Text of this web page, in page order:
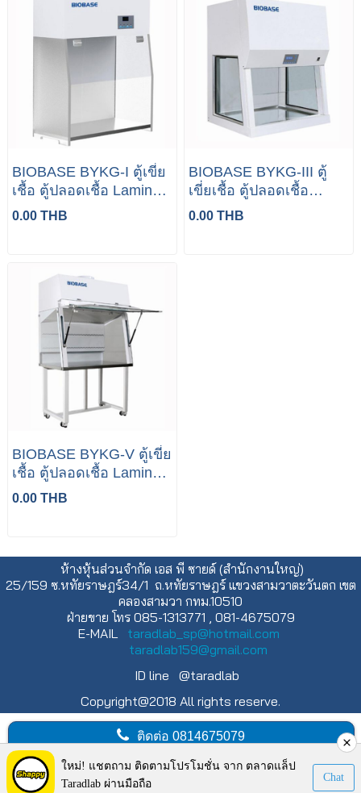
BIOBASE BYKG-I ตู้เขี่ย
เชื้อ ตู้ปลอดเชื้อ Laminar
air Flow Class100
0.00 THB
BIOBASE BYKG-III ตู้
เขี่ยเชื้อ ตู้ปลอดเชื้อ
Laminar air Flow
0.00 THB
BIOBASE BYKG-V ตู้เขี่ย
เชื้อ ตู้ปลอดเชื้อ Laminar
air Flow Class100
0.00 THB
ห้างหุ้นส่วนจำกัด เอส พี ซายด์ (สำนักงานใหญ่)
25/159 ซ.หทัยราษฎร์34/1 ถ.หทัยราษฎร์ แขวงสามวาตะวันตก เขต
คลองสามวา กทม.10510
ฝ่ายขาย โทร 085-1313771 , 081-4675079
E-MAIL taradlab_sp@hotmail.com
taradlab159@gmail.com
ID line @taradlab
Copyright@2018 All rights reserve.
ติดต่อ0814675079
คลิกเพื่อโทร
Visitors:546,036
ใหม่! แชตถาม ติดตามโปรโมชั่น จาก ตลาดแล็ป
Taradlab ผ่านมือถือ
Chat